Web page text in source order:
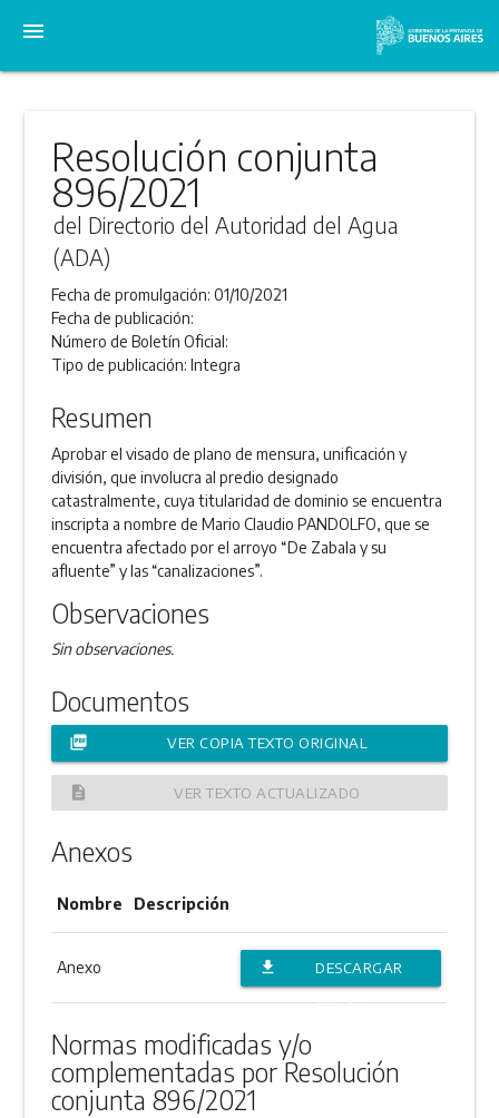
menu
Resolución conjunta
896/2021
del Directorio del Autoridad del Agua
(ADA)
Fecha de promulgación:01/10/2021
Fecha de publicación:
Número de Boletín Oficial:
Tipo de publicación:Integra
Resumen
Aprobar el visado de plano de mensura, unificación y
división, que involucra al predio designado
catastralmente, cuya titularidad de dominio se encuentra
inscripta a nombre de Mario Claudio PANDOLFO, que se
encuentra afectado por el arroyo “De Zabala y su
afluente” y las “canalizaciones”.
Observaciones
Sin observaciones.
Documentos
picture_as_pdf VER COPIA TEXTO ORIGINAL
description VER TEXTO ACTUALIZADO
Anexos
Nombre Descripción
Anexo file_download
DESCARGAR
ANEXO
Normas modificadas y/o
complementadas por Resolución
conjunta 896/2021